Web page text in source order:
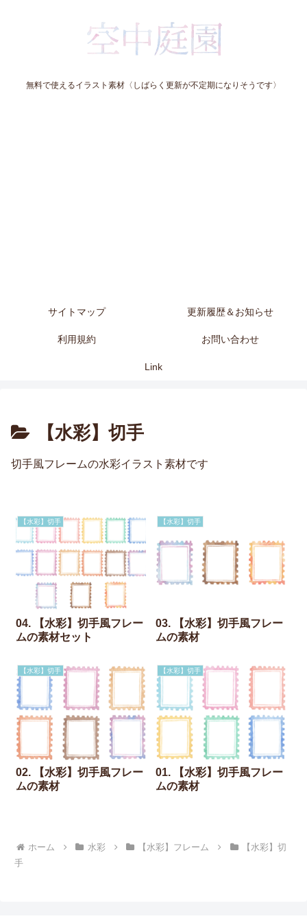
無料で使えるイラスト素材〈しばらく更新が不定期になりそうです〉
サイトマップ 更新履歴＆お知らせ
利用規約 お問い合わせ
Link
【水彩】切手
切手風フレームの水彩イラスト素材です
【水彩】切手
04. 【水彩】切手風フレー
ムの素材セット
【水彩】切手
03. 【水彩】切手風フレー
ムの素材
【水彩】切手
02. 【水彩】切手風フレー
ムの素材
【水彩】切手
01. 【水彩】切手風フレー
ムの素材
ホーム 水彩 【水彩】フレーム
【水彩】切
手